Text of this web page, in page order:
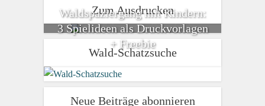
Zum Ausdrucken
Waldspaziergang mit Kindern:
3 Spielideen als Druckvorlagen
+ Freebie
Wald-Schatzsuche
Neue Beiträge abonnieren